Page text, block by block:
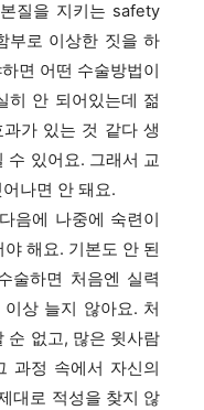
질을 지키는 safety
부로 이상한 짓을 하
면 어떤 수술방법이
히 안 되어있는데 젊
가 있는 것 같다 생
수 있어요. 그래서 교
나면 안 돼요.
음에 나중에 숙련이
해요. 기본도 안 된
술하면 처음엔 실력
상 늘지 않아요. 처
순 없고, 많은 윗사람
과정 속에서 자신의
대로 적성을 찾지 않